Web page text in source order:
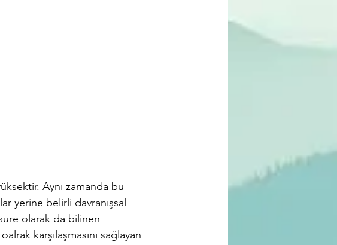
Aynı zamanda bu
yerine belirli davranışsal
olarak da bilinen
karşılaşmasını sağlayan